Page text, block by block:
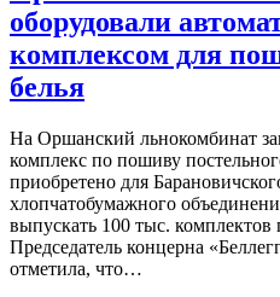
оборудовали
комплексом для
белья
На Оршанский льнокомбинат
комплекс по пошиву
приобретено для
хлопчатобумажного
выпускать 100 тыс. комплектов
Председатель концерна
отметила, что…